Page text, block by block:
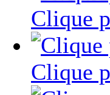
Clique
Clique